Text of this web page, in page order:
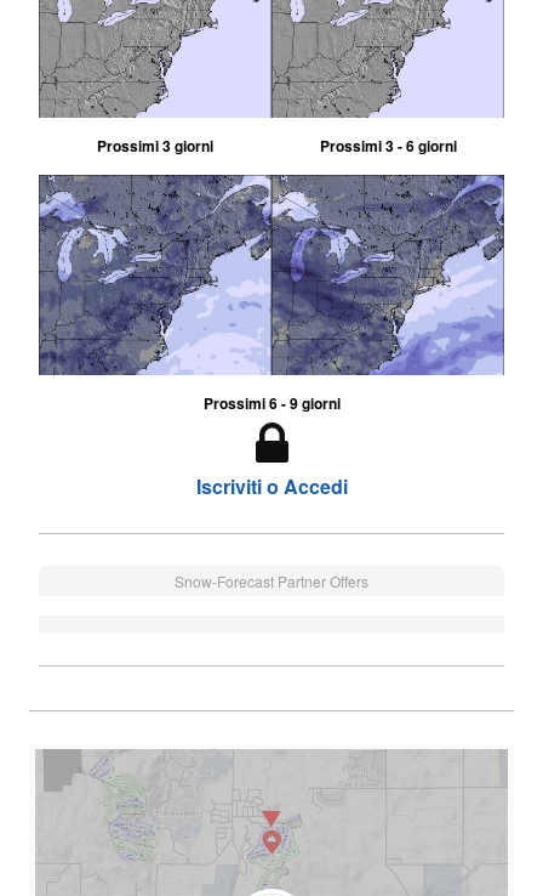
Prossimi 3 giorni Prossimi 3 - 6 giorni
Prossimi 6 - 9 giorni
Iscriviti o Accedi
Snow-Forecast Partner Offers